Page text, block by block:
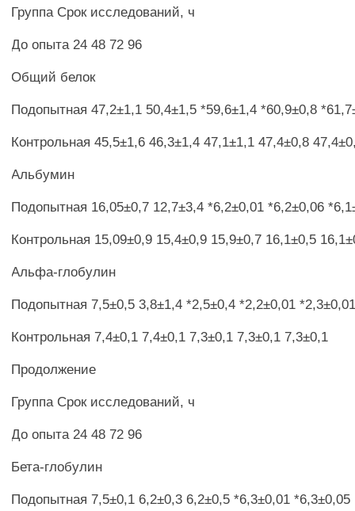
Группа Срок исследований, ч
До опыта 24 48 72 96
Общий белок
Подопытная 47,2±1,1 50,4±1,5 *59,6±1,4 *60,9±0,8
Контрольная 45,5±1,6 46,3±1,4 47,1±1,1 47,4±0,8
Альбумин
Подопытная 16,05±0,7 12,7±3,4 *6,2±0,01 *6,2±0,06
Контрольная 15,09±0,9 15,4±0,9 15,9±0,7 16,1±0,5
Альфа-глобулин
Подопытная 7,5±0,5 3,8±1,4 *2,5±0,4 *2,2±0,01
Контрольная 7,4±0,1 7,4±0,1 7,3±0,1 7,3±0,1 7,3±0,1
Продолжение
Группа Срок исследований, ч
До опыта 24 48 72 96
Бета-глобулин
Подопытная 7,5±0,1 6,2±0,3 6,2±0,5 *6,3±0,01 *6,3±0,05